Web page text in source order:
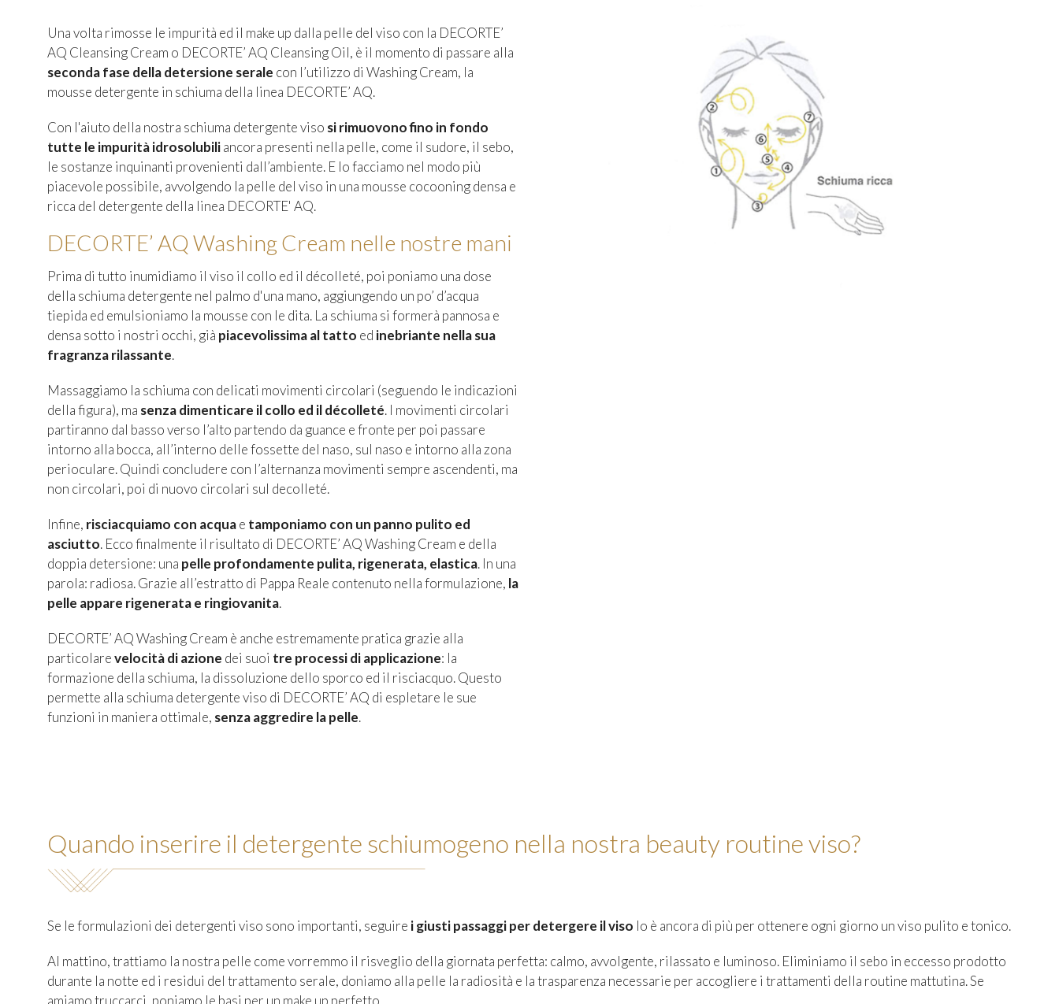
Una volta rimosse le impurità ed il make up dalla pelle del viso con la DECORTE’
AQ Cleansing Cream o DECORTE’ AQ Cleansing Oil, è il momento di passare alla
seconda fase della detersione serale con l’utilizzo di Washing Cream, la
mousse detergente in schiuma della linea DECORTE’ AQ.
Con l'aiuto della nostra schiuma detergente viso si rimuovono fino in fondo
tutte le impurità idrosolubiliancora presenti nella pelle, come il sudore, il sebo,
le sostanze inquinanti provenienti dall’ambiente. E lo facciamo nel modo più
piacevole possibile, avvolgendo la pelle del viso in una mousse cocooning densa e
ricca del detergente della linea DECORTE' AQ.
DECORTE’ AQ Washing Cream nelle nostre mani
Prima di tutto inumidiamo il viso il collo ed il décolleté, poi poniamo una dose
della schiuma detergente nel palmo d'una mano, aggiungendo un po’ d’acqua
tiepida ed emulsioniamo la mousse con le dita. La schiuma si formerà pannosa e
densa sotto i nostri occhi, già piacevolissima al tatto ed inebriante nella sua
fragranza rilassante.
Massaggiamo la schiuma con delicati movimenti circolari (seguendo le indicazioni
della figura), ma senza dimenticare il collo ed il décolleté. I movimenti circolari
partiranno dal basso verso l’alto partendo da guance e fronte per poi passare
intorno alla bocca, all’interno delle fossette del naso, sul naso e intorno alla zona
perioculare. Quindi concludere con l’alternanza movimenti sempre ascendenti, ma
non circolari, poi di nuovo circolari sul decolleté.
Infine, risciacquiamo con acquae tamponiamo con un panno pulito ed
asciutto. Ecco finalmente il risultato di DECORTE’ AQ Washing Cream e della
doppia detersione: una pelle profondamente pulita, rigenerata, elastica. In una
parola: radiosa. Grazie all’estratto di Pappa Reale contenuto nella formulazione, la
pelle appare rigenerata e ringiovanita.
DECORTE’ AQ Washing Cream è anche estremamente pratica grazie alla
particolarevelocità di azione dei suoi tre processi di applicazione: la
formazione della schiuma, la dissoluzione dello sporco ed il risciacquo. Questo
permette alla schiuma detergente viso di DECORTE’ AQ di espletare le sue
funzioni in maniera ottimale, senza aggredire la pelle.
Quando inserire il detergente schiumogeno nella nostra beauty routine viso?
Se le formulazioni dei detergenti viso sono importanti, seguire i giusti passaggi per detergere il viso lo è ancora di più per ottenere ogni giorno un viso pulito e tonico.
Al mattino, trattiamo la nostra pelle come vorremmo il risveglio della giornata perfetta: calmo, avvolgente, rilassato e luminoso. Eliminiamo il sebo in eccesso prodotto
durante la notte ed i residui del trattamento serale, doniamo alla pelle la radiosità e la trasparenza necessarie per accogliere i trattamenti della routine mattutina. Se
amiamo truccarci, poniamo le basi per un make up perfetto.